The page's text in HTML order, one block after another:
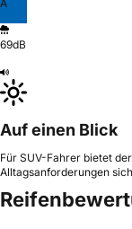
A
69dB
Auf einen Blick
Für SUV-Fahrer bietet
Alltagsanforderungen